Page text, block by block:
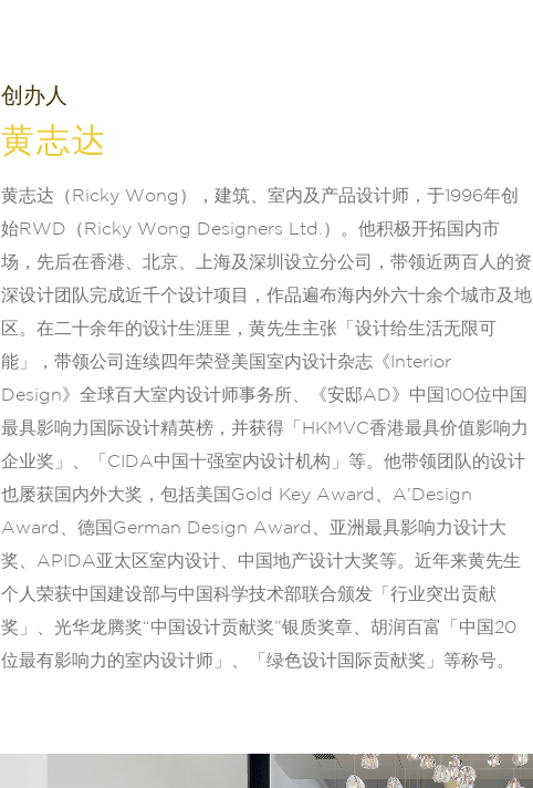
创办人
黄志达
黄志达（Ricky Wong），建筑、室内及产品设计师，于1996年创
始RWD（Ricky Wong Designers Ltd.）。他积极开拓国内市
场，先后在香港、北京、上海及深圳设立分公司，带领近两百人的资
深设计团队完成近千个设计项目，作品遍布海内外六十余个城市及地
区。在二十余年的设计生涯里，黄先生主张「设计给生活无限可
能」，带领公司连续四年荣登美国室内设计杂志《Interior
Design》全球百大室内设计师事务所、《安邸AD》中国100位中国
最具影响力国际设计精英榜，并获得「HKMVC香港最具价值影响力
企业奖」、「CIDA中国十强室内设计机构」等。他带领团队的设计
也屡获国内外大奖，包括美国Gold Key Award、A’Design
Award、德国German Design Award、亚洲最具影响力设计大
奖、APIDA亚太区室内设计、中国地产设计大奖等。近年来黄先生
个人荣获中国建设部与中国科学技术部联合颁发「行业突出贡献
奖」、光华龙腾奖“中国设计贡献奖”银质奖章、胡润百富「中国20
位最有影响力的室内设计师」、「绿色设计国际贡献奖」等称号。